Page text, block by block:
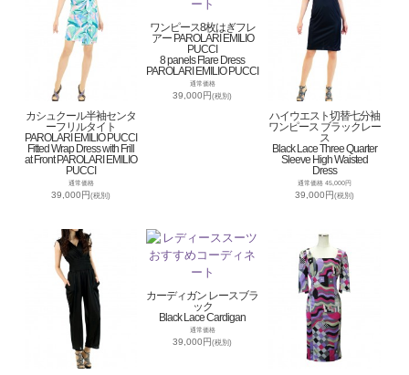
カシュクール半袖センタ
ーフリルタイト
PAROLARI EMILIO PUCCI
Fitted Wrap Dress with Frill
at Front PAROLARI EMILIO
PUCCI
通常価格
39,000円(税別)
ワンピース8枚はぎフレ
アー PAROLARI EMILIO
PUCCI
8 panels Flare Dress
PAROLARI EMILIO PUCCI
通常価格
39,000円(税別)
ハイウエスト切替七分袖
ワンピース ブラックレー
ス
Black Lace Three Quarter
Sleeve High Waisted
Dress
通常価格 45,000円
39,000円(税別)
カーディガン レースブラ
ック
Black Lace Cardigan
通常価格
39,000円(税別)